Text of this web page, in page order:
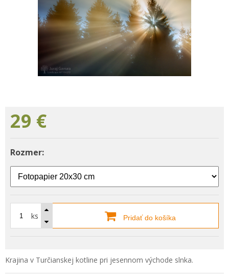
29 €
Rozmer:
ks Pridať do košíka
Krajina v Turčianskej kotline pri jesennom východe slnka.